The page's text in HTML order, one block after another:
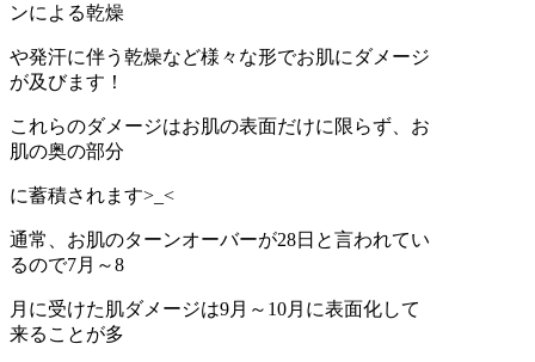
ンによる乾燥
や発汗に伴う乾燥など様々な形でお肌にダメージ
が及びます！
これらのダメージはお肌の表面だけに限らず、お
肌の奥の部分
に蓄積されます>_<
通常、お肌のターンオーバーが28日と言われてい
るので7月～8
月に受けた肌ダメージは9月～10月に表面化して
来ることが多